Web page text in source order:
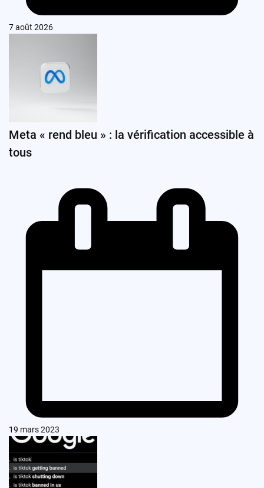
7 août 2026
Meta « rend bleu » : la vérification accessible à
tous
19 mars 2023